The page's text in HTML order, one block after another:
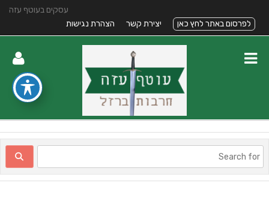
עסקים בעוטף עזה
לפרסום באתר לחץ כאן
יצירת קשר הצהרת נגישות